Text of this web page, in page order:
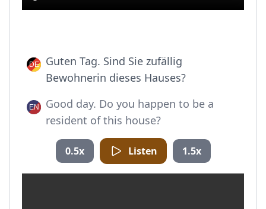
Guten Tag. Sind Sie zufällig
Bewohnerin dieses Hauses?
Good day. Do you happen to be a
resident of this house?
0.5x Listen 1.5x